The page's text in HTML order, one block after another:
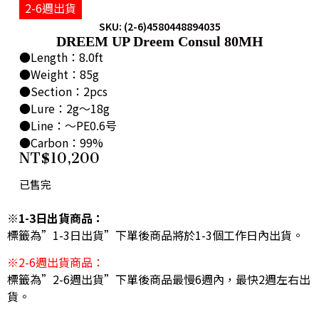
2-6週出貨
SKU: (2-6)4580448894035
DREEM UP Dreem Consul 80MH
●Length：8.0ft
●Weight：85g
●Section：2pcs
●Lure：2g～18g
●Line：～PE0.6号
●Carbon：99%
NT$10,200
已售完
※1-3日出貨商品：
標籤為”1-3日出貨”下單後商品將於1-3個工作日內出貨。
※2-6週出貨商品：
標籤為”2-6週出貨”下單後商品最慢6週內，最快2週左右出
貨。